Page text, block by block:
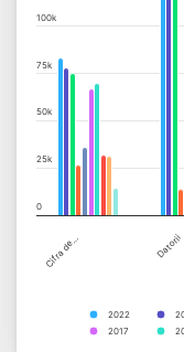
The chart has 1 X
The chart has 1 Y
Cifra de… Datorii
2022
2017
0
25k
50k
75k
100k